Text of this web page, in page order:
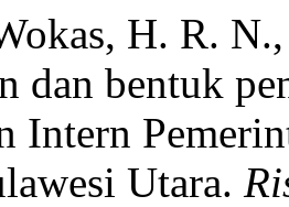
H. R.
dan bentuk
Intern
Utara.